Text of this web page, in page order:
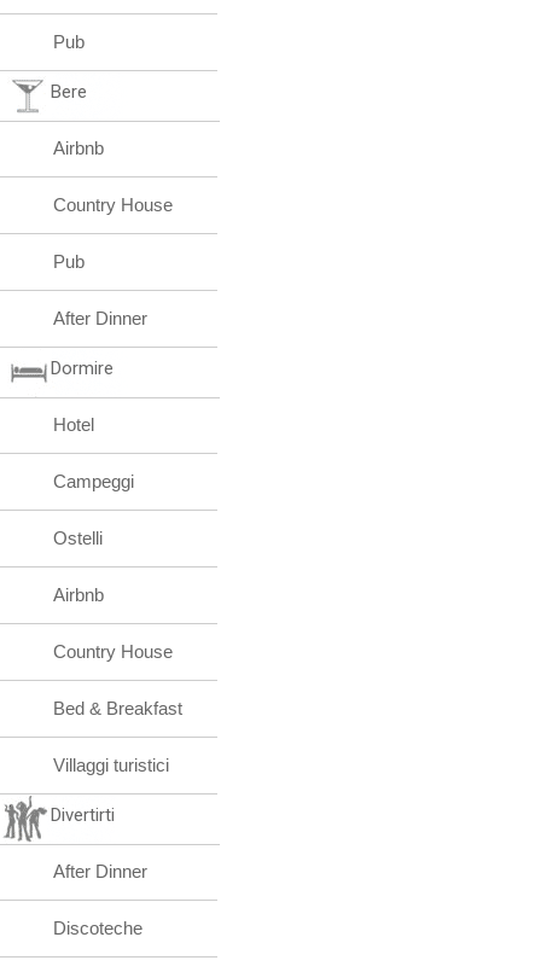
Pub
Bere
Airbnb
Country House
Pub
After Dinner
Dormire
Hotel
Campeggi
Ostelli
Airbnb
Country House
Bed & Breakfast
Villaggi turistici
Divertirti
After Dinner
Discoteche